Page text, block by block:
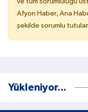
Afyon Haber, Ana
şekilde sorumlu
Yükleniyor...